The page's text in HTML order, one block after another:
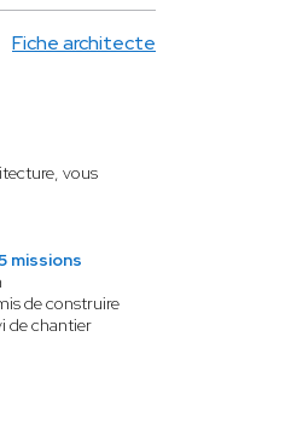
Fiche architecte
vous
missions
de construire
de chantier